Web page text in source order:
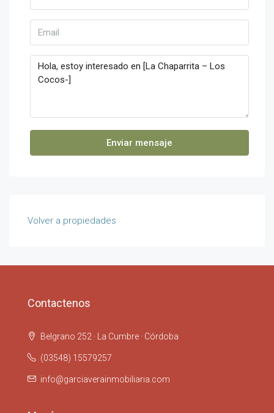
Enviar mensaje
Volver a propiedades
Contactenos
Belgrano 252 · La Cumbre · Córdoba
(03548) 15579257
info@garciaverainmobiliaria.com